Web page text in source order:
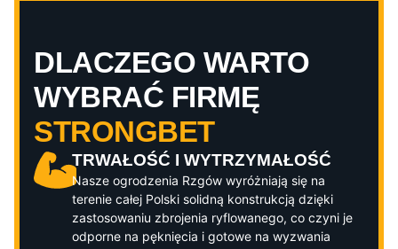
DLACZEGO WARTO
WYBRAĆ FIRMĘ
STRONGBET
TRWAŁOŚĆ I WYTRZYMAŁOŚĆ
Nasze ogrodzenia Rzgów wyróżniają się na
terenie całej Polski solidną konstrukcją dzięki
zastosowaniu zbrojenia ryflowanego, co czyni je
odporne na pęknięcia i gotowe na wyzwania